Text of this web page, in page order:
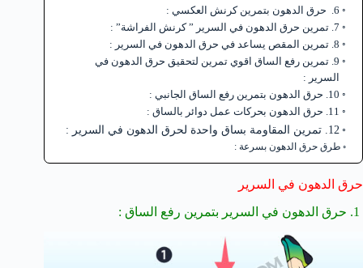
6. حرق الدهون بتمرين كرنش العكسي :
7. تمرين حرق الدهون في السرير ” كرنش الفراشة” :
8. تمرين المقص يساعد في حرق الدهون في السرير :
9. تمرين رفع الساق اقوي تمرين لتحقيق حرق الدهون في
السرير :
10. حرق الدهون بتمرين رفع الساق الجانبي :
11. حرق الدهون بحركات عمل دوائر بالساق :
12. تمرين المقاومة بساق واحدة لحرق الدهون في السرير :
طرق حرق الدهون بسرعة :
حرق الدهون في السرير